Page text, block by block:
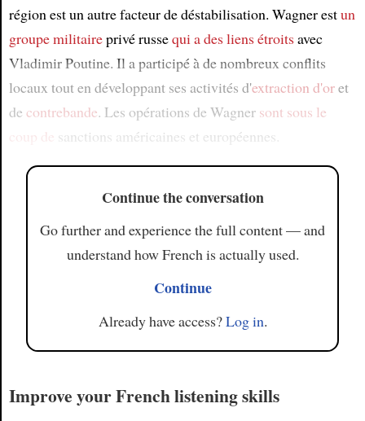
région est un autre facteur de déstabilisation. Wagner estun
groupe militaireprivé russequi a des liens étroitsavec
Vladimir Poutine. Il a participé à de nombreux conflits
locaux tout en développant ses activités d'extraction d'oret
de contrebande. Les opérations de Wagner sont sous le
coup de
sanctions américaines et européennes.
Continue the conversation
Go further and experience the full content — and
understand how French is actually used.
Continue
Already have access?Log in.
Improve your French listening skills